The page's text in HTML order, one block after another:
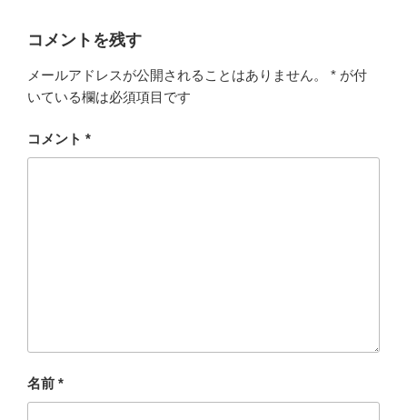
コメントを残す
メールアドレスが公開されることはありません。 * が付
いている欄は必須項目です
コメント *
名前 *